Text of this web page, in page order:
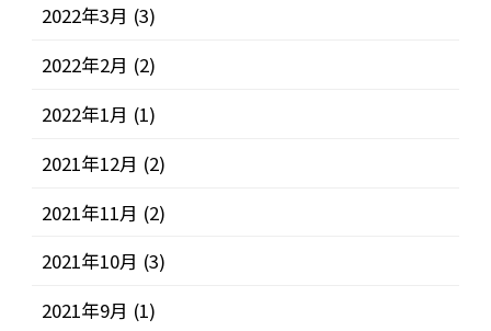
2022年3月 (3)
2022年2月 (2)
2022年1月 (1)
2021年12月 (2)
2021年11月 (2)
2021年10月 (3)
2021年9月 (1)